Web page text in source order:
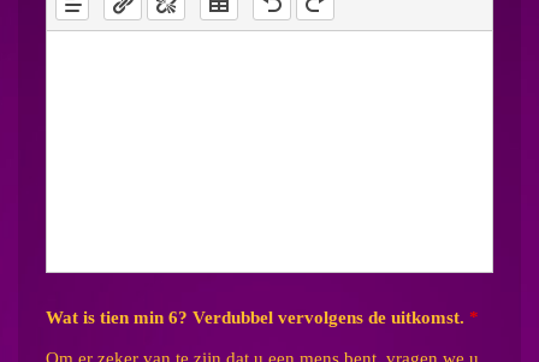
Wat is tien min 6? Verdubbel vervolgens de uitkomst. *
Om er zeker van te zijn dat u een mens bent, vragen we u